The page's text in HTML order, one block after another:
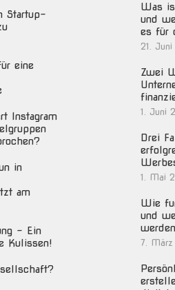
Startup-
eine
Instagram
in
am
– Ein
Kulissen!
Was
und
es für
21.
Zwei
1. Juni
Drei
1. Mai
Wie
und
7. März